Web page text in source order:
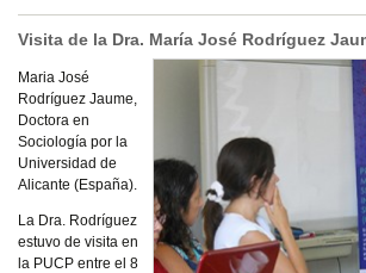
Visita de la Dra. María José Rodríguez
Maria José
Rodríguez Jaume,
Doctora en
Sociología por la
Universidad de
Alicante (España).
La Dra. Rodríguez
estuvo de visita en
la PUCP entre el 8